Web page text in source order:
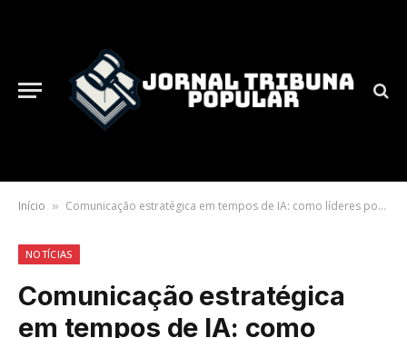
Início » Comunicação estratégica em tempos de IA: como líderes podem preservar a autenticidade na era das máquinas
NOTÍCIAS
Comunicação estratégica
em tempos de IA: como